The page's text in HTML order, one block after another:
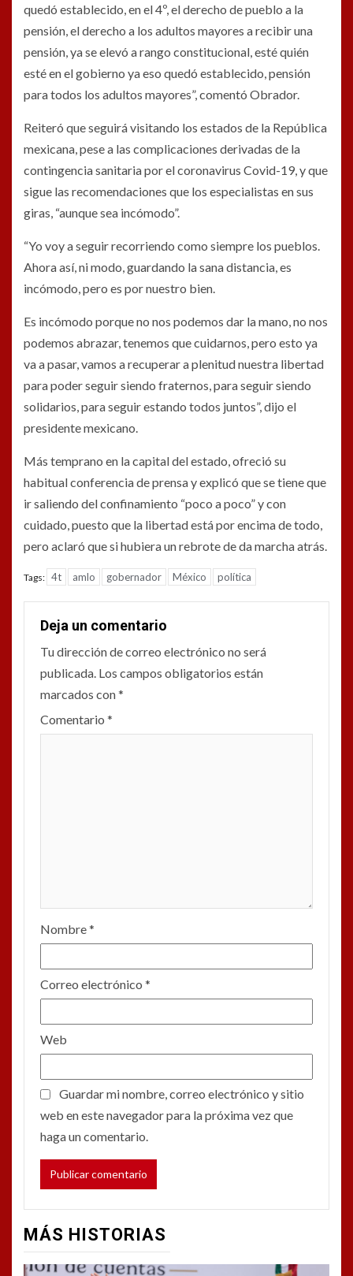
quedó establecido, en el 4º, el derecho de pueblo a la
pensión, el derecho a los adultos mayores a recibir una
pensión, ya se elevó a rango constitucional, esté quién
esté en el gobierno ya eso quedó establecido, pensión
para todos los adultos mayores”, comentó Obrador.
Reiteró que seguirá visitando los estados de la República
mexicana, pese a las complicaciones derivadas de la
contingencia sanitaria por el coronavirus Covid-19, y que
sigue las recomendaciones que los especialistas en sus
giras, “aunque sea incómodo”.
“Yo voy a seguir recorriendo como siempre los pueblos.
Ahora así, ni modo, guardando la sana distancia, es
incómodo, pero es por nuestro bien.
Es incómodo porque no nos podemos dar la mano, no nos
podemos abrazar, tenemos que cuidarnos, pero esto ya
va a pasar, vamos a recuperar a plenitud nuestra libertad
para poder seguir siendo fraternos, para seguir siendo
solidarios, para seguir estando todos juntos”, dijo el
presidente mexicano.
Más temprano en la capital del estado, ofreció su
habitual conferencia de prensa y explicó que se tiene que
ir saliendo del confinamiento “poco a poco” y con
cuidado, puesto que la libertad está por encima de todo,
pero aclaró que si hubiera un rebrote de da marcha atrás.
Tags: 4t amlo gobernador México política
Deja un comentario
Tu dirección de correo electrónico no será
publicada. Los campos obligatorios están
marcados con*
Comentario *
Nombre*
Correo electrónico *
Web
Guardar mi nombre, correo electrónico y sitio
web en este navegador para la próxima vez que
haga un comentario.
MÁS HISTORIAS